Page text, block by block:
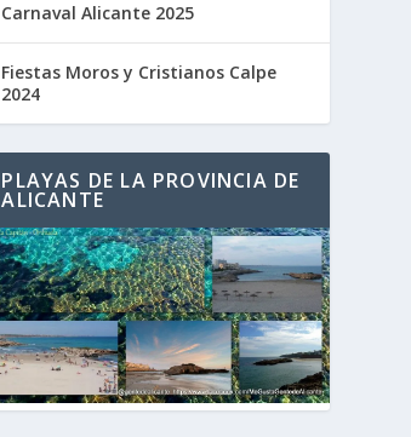
Carnaval Alicante 2025
Fiestas Moros y Cristianos Calpe
2024
PLAYAS DE LA PROVINCIA DE
ALICANTE